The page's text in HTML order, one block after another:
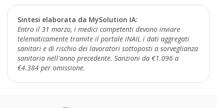
Sintesi elaborata da MySolution IA:
Entro il 31 marzo, i medici competenti devono inviare
telematicamente tramite il portale INAIL i dati aggregati
sanitari e di rischio dei lavoratori sottoposti a sorveglianza
sanitaria nell'anno precedente. Sanzioni da €1.096 a
€4.384 per omissione.